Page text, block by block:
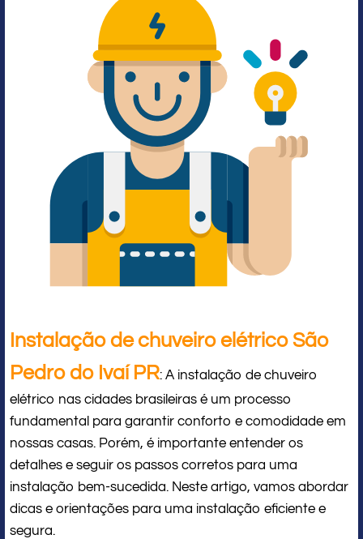
Instalação de chuveiro elétrico São
Pedro do Ivaí PR: A instalação de chuveiro
elétrico nas cidades brasileiras é um processo
fundamental para garantir conforto e comodidade em
nossas casas. Porém, é importante entender os
detalhes e seguir os passos corretos para uma
instalação bem-sucedida. Neste artigo, vamos abordar
dicas e orientações para uma instalação eficiente e
segura.